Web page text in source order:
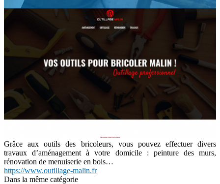
Grâce aux outils des bricoleurs, vous pouvez effectuer divers
travaux d’aménagement à votre domicile : peinture des murs,
rénovation de menuiserie en bois…
https://www.outillage-malin.fr
Dans la même catégorie